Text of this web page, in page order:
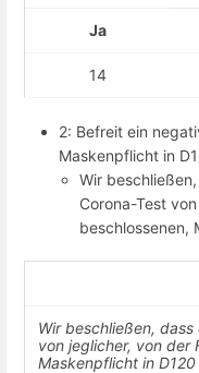
Ja
14
2: Befreit ein
Maskenpflicht in
Wir
Corona-Test
beschlossenen,
Wir beschließen,
von jeglicher, von der
Maskenpflicht in